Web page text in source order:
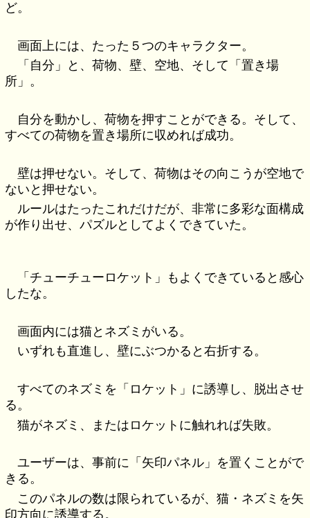
ど。
画面上には、たった５つのキャラクター。
「自分」と、荷物、壁、空地、そして「置き場
所」。
自分を動かし、荷物を押すことができる。そして、
すべての荷物を置き場所に収めれば成功。
壁は押せない。そして、荷物はその向こうが空地で
ないと押せない。
ルールはたったこれだけだが、非常に多彩な面構成
が作り出せ、パズルとしてよくできていた。
「チューチューロケット」もよくできていると感心
したな。
画面内には猫とネズミがいる。
いずれも直進し、壁にぶつかると右折する。
すべてのネズミを「ロケット」に誘導し、脱出させ
る。
猫がネズミ、またはロケットに触れれば失敗。
ユーザーは、事前に「矢印パネル」を置くことがで
きる。
このパネルの数は限られているが、猫・ネズミを矢
印方向に誘導する。